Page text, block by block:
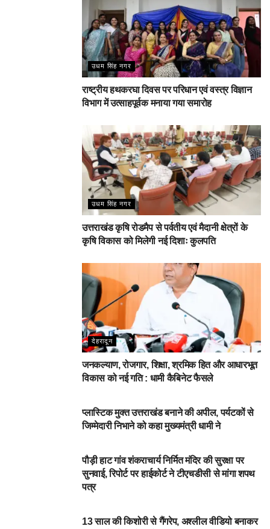
उधम सिंह नगर
राष्ट्रीय हथकरघा दिवस पर परिधान एवं वस्त्र विज्ञान
विभाग में उत्साहपूर्वक मनाया गया समारोह
उधम सिंह नगर
उत्तराखंड कृषि रोडमैप से पर्वतीय एवं मैदानी क्षेत्रों के
कृषि विकास को मिलेगी नई दिशाः कुलपति
देहरादून
जनकल्याण, रोजगार, शिक्षा, श्रमिक हित और आधारभूत
विकास को नई गति : धामी कैबिनेट फैसले
प्लास्टिक मुक्त उत्तराखंड बनाने की अपील, पर्यटकों से
जिम्मेदारी निभाने को कहा मुख्यमंत्री धामी ने
पौड़ी हाट गांव शंकराचार्य निर्मित मंदिर की सुरक्षा पर
सुनवाई, रिपोर्ट पर हाईकोर्ट ने टीएचडीसी से मांगा शपथ
पत्र
13 साल की किशोरी से गैंगरेप, अश्लील वीडियो बनाकर